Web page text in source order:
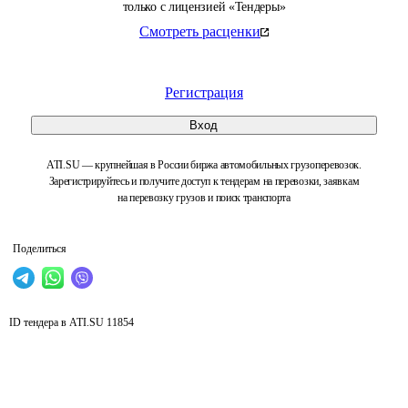
только с лицензией «Тендеры»
Смотреть расценки
Регистрация
Вход
ATI.SU — крупнейшая в России биржа автомобильных грузоперевозок.
Зарегистрируйтесь и получите доступ к тендерам на перевозки, заявкам
на перевозку грузов и поиск транспорта
Поделиться
ID тендера в ATI.SU 11854